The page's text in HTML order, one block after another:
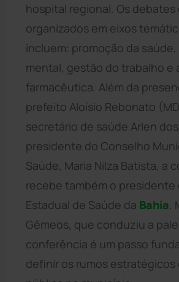
hospital regional. Os
organizados em eixos
incluem: promoção da
mental, gestão do trabalho e
farmacêutica. Além da
prefeito Aloísio Rebonato
secretário de saúde Arlen
presidente do Conselho
Saúde, Maria Nilza Batista, a
recebe também o presidente
Estadual de Saúde da Bahia,
Gêmeos, que conduziu a
conferência é um passo
definir os rumos estratégicos